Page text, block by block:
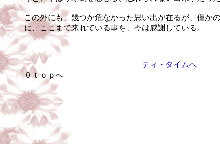
この外にも、幾つか危なかった思い出が在るが、僅か
に、ここまで来れている事を、今は感謝している。
ティ・タイムへ
０ｔｏｐへ